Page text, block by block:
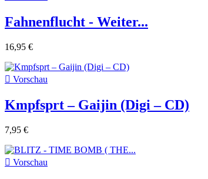
Fahnenflucht - Weiter...
16,95 €
 Vorschau
Kmpfsprt – Gaijin (Digi – CD)
7,95 €
 Vorschau